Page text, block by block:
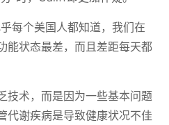
每个美国人都知道，我们在
能状态最差，而且差距每天都
技术，而是因为一些基本问题
代谢疾病是导致健康状况不佳